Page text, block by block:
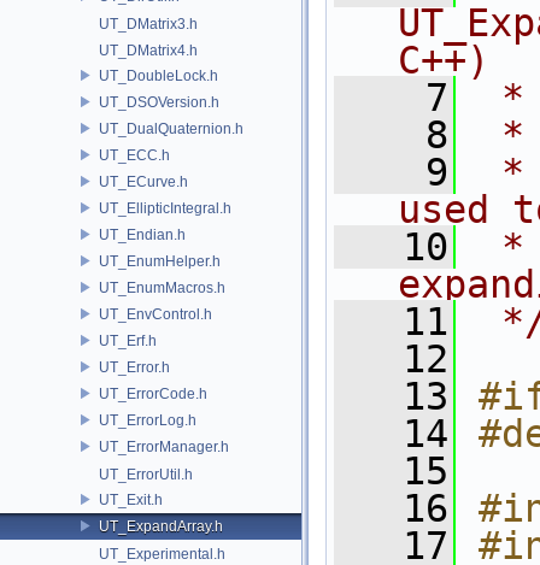
UT_DMatrix3.h
UT_DMatrix4.h
UT_DoubleLock.h
UT_DSOVersion.h
UT_DualQuaternion.h
UT_ECC.h
UT_ECurve.h
UT_EllipticIntegral.h
UT_Endian.h
UT_EnumHelper.h
UT_EnumMacros.h
UT_EnvControl.h
UT_Erf.h
UT_Error.h
UT_ErrorCode.h
UT_ErrorLog.h
UT_ErrorManager.h
UT_ErrorUtil.h
UT_Exit.h
UT_ExpandArray.h
UT_Experimental.h
C++)
    7
*
    8
*
    9
*
used
   10
*
   11
   12
   13
   14
   15
   16
   17